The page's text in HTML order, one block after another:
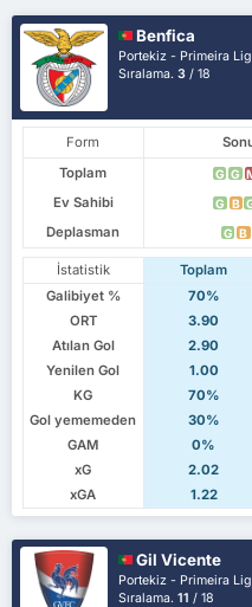
Benfica
Portekiz - Primeira
Sıralama.3 / 18
Form
Toplam
G G
Ev Sahibi G B
Deplasman G B
İstatistik Toplam
Galibiyet %
70%
ORT
3.90
Atılan Gol
2.90
Yenilen Gol
1.00
KG
70%
Gol yememeden
30%
GAM
0%
xG
2.02
xGA
1.22
Gil Vicente
Portekiz - Primeira
Sıralama.11 / 18